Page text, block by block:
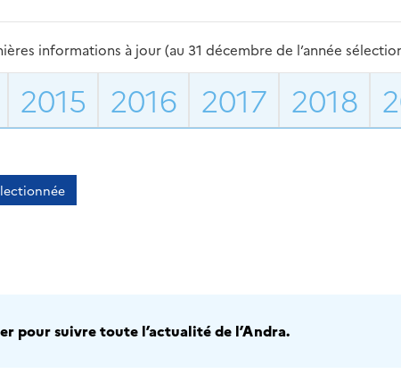
informations à jour (au 31 décembre de l’année
2015 2016 2017 2018
pour suivre toute l’actualité de l’Andra.